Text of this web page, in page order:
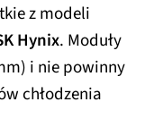
z modeli
Hynix. Moduły
i nie powinny
chłodzenia